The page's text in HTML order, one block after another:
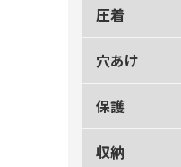
圧着
穴あけ
保護
収納